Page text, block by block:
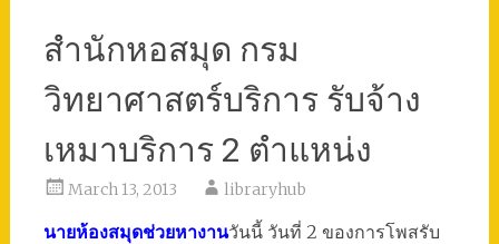
สำนักหอสมุด กรม
วิทยาศาสตร์บริการ รับจ้าง
เหมาบริการ 2 ตำแหน่ง
March 13, 2013 libraryhub
นายห้องสมุดช่วยหางานวันนี้ วันที่ 2 ของการโพสรับ